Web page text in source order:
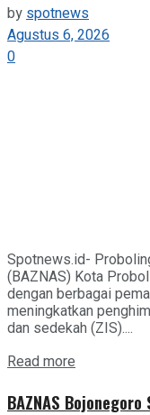
byspotnews
Agustus 6, 2026
0
Spotnews.id-
(BAZNAS) Kota
dengan berbagai
meningkatkan
dan sedekah (ZIS)....
Read more
BAZNAS